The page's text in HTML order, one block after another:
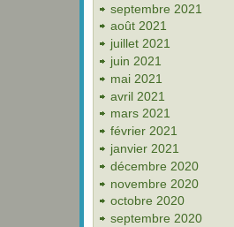
septembre 2021
août 2021
juillet 2021
juin 2021
mai 2021
avril 2021
mars 2021
février 2021
janvier 2021
décembre 2020
novembre 2020
octobre 2020
septembre 2020